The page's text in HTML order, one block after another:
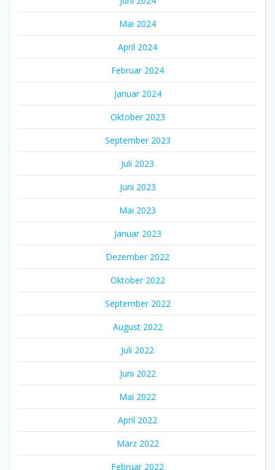
Mai 2024
April 2024
Februar 2024
Januar 2024
Oktober 2023
September 2023
Juli 2023
Juni 2023
Mai 2023
Januar 2023
Dezember 2022
Oktober 2022
September 2022
August 2022
Juli 2022
Juni 2022
Mai 2022
April 2022
März 2022
Februar 2022